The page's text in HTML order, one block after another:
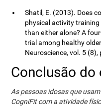
Shatil, E. (2013). Does
physical activity
than either alone? A
trial among healthy
Neuroscience, vol. 5 (8),
Conclusão do
As pessoas idosas que
CogniFit com a atividade